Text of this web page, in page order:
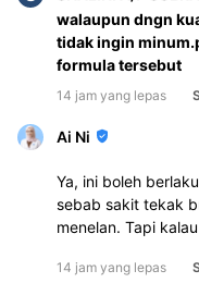
walaupun dngn
tidak ingin
formula tersebut
14 jam yang lepas
Ai Ni
Ya, ini boleh
sebab sakit tekak
menelan. Tapi
Cuba beri minum
14 jam yang lepas